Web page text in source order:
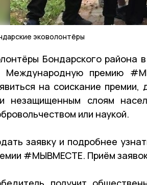
эковолонтёры
Бондарского района
Международную премию
на соискание
незащищенным слоям
или наукой.
заявку и подробнее
#МЫВМЕСТЕ. Приём